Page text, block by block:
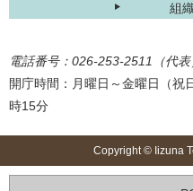
組
電話番号：026-253-2511（代表
開庁時間：月曜日～金曜日（祝
時15分
Copyright © Iizuna